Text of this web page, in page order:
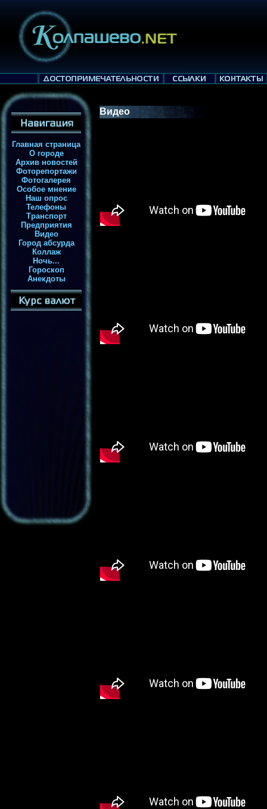
Главная страница
О городе
Архив новостей
Фоторепортажи
Фотогалерея
Особое мнение
Наш опрос
Телефоны
Транспорт
Предприятия
Видео
Город абсурда
Коллаж
Ночь...
Гороскоп
Анекдоты
Видео